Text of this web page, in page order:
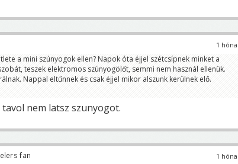
1
a mini szúnyogok ellen? Napok óta éjjel szétcsípnek minket a
teszek elektromos szúnyogölőt, semmi nem használ ellenük.
Nappal eltűnnek és csak éjjel mikor alszunk kerülnek elő.
nem latsz szunyogot.
1
fan